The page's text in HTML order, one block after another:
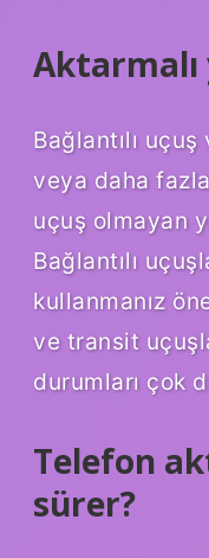
Aktarmalı
Bağlantılı
veya daha
uçuş olmayan
Bağlantılı
kullanmanız
ve transit
durumları çok
Telefon
sürer?